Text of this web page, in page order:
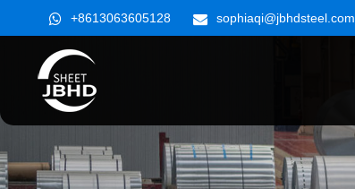
+8613063605128 sophiaqi@jbhdsteel.com